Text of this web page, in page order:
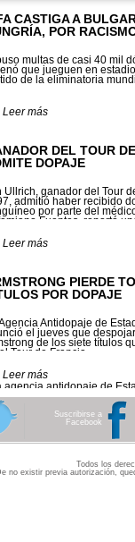
CASTIGA A
POR
multas de casi 40 mil
que jueguen en
de la eliminatoria
Leer más
DEL TOUR
DOPAJE
Ullrich, ganador del Tour
admitió haber recibido
por parte del
Fuentes, reportó
Leer más
PIERDE
POR DOPAJE
Antidopaje de
el jueves que
de los siete títulos
Tour de Francia.
Leer más
Suscribirse a
Facebook
Todos los
no existir previa autorización,